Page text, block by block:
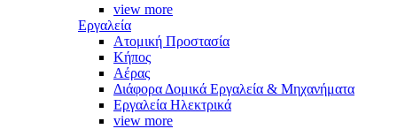
view more
Εργαλεία
Aτομική Προστασία
Kήπος
Αέρας
Διάφορα Δομικά Εργαλεία & Μηχανήματα
Εργαλεία Ηλεκτρικά
view more